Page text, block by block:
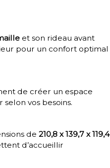
et son rideau avant
pour un confort optimal
de créer un espace
vos besoins.
de 210,8 x 139,7 x 119,4
d’accueillir